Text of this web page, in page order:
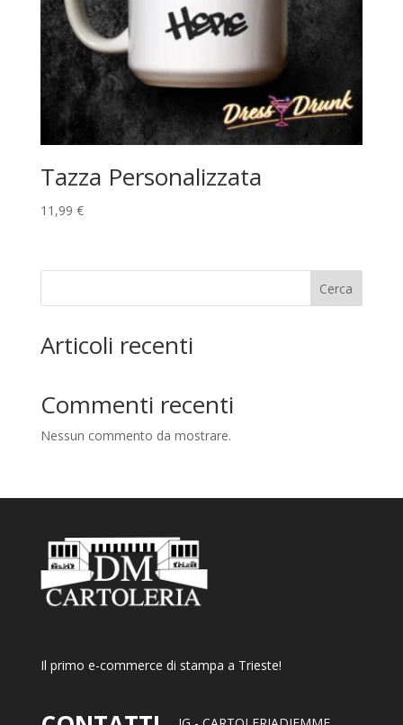
Tazza Personalizzata
11,99 €
Cerca
Articoli recenti
Commenti recenti
Nessun commento da mostrare.
Il primo e-commerce di stampa a Trieste!